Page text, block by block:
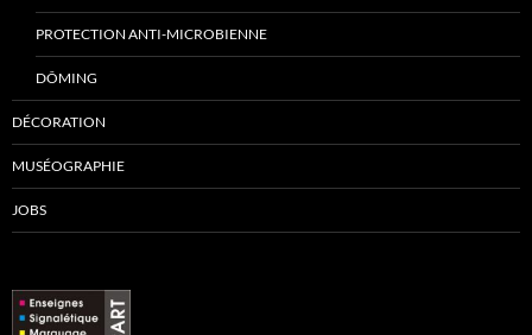
PROTECTION ANTI-MICROBIENNE
DÔMING
DÉCORATION
MUSÉOGRAPHIE
JOBS